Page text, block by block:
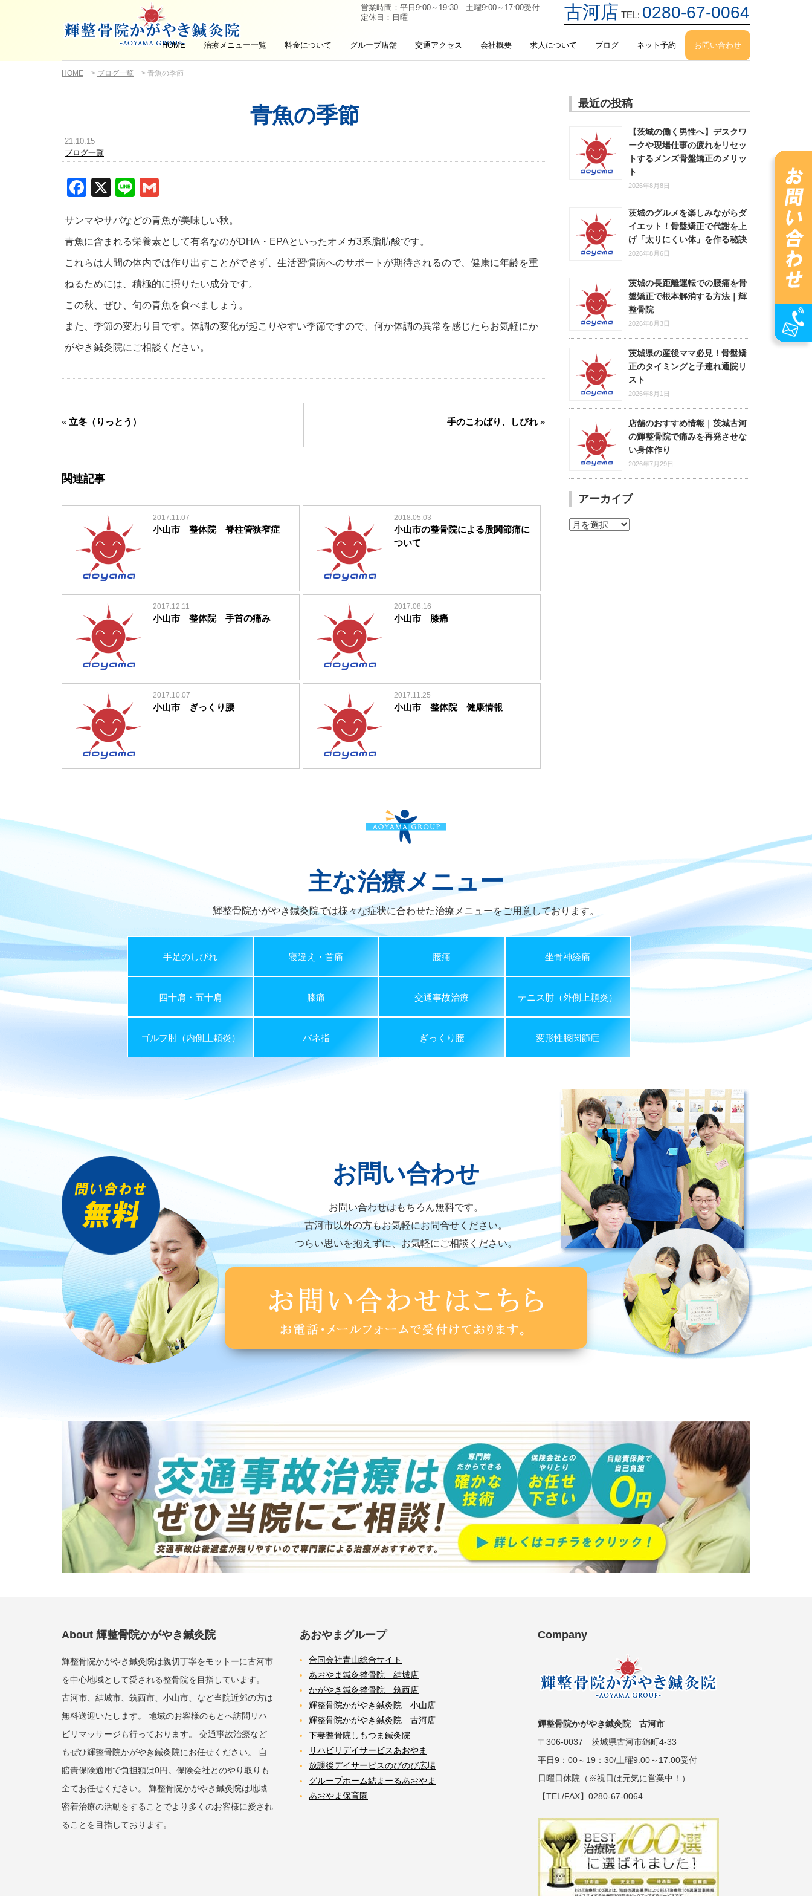
営業時間：平日9:00～19:30 土曜9:00～17:00受付
定休日：日曜
古河店 TEL: 0280-67-0064
HOME 治療メニュー一覧 料金について グループ店舗 交通アクセス 会社概要 求人について ブログ ネット予約 お問い合わせ
HOME > ブログ一覧 > 青魚の季節
青魚の季節
21.10.15
ブログ一覧
Facebook
X Line
サンマやサバなどの青魚が美味しい秋。
青魚に含まれる栄養素として有名なのがDHA・EPAといったオメガ3系脂肪酸です。
これらは人間の体内では作り出すことができず、生活習慣病へのサポートが期待されるので、健康に年齢を重
ねるためには、積極的に摂りたい成分です。
この秋、ぜひ、旬の青魚を食べましょう。
また、季節の変わり目です。体調の変化が起こりやすい季節ですので、何か体調の異常を感じたらお気軽にか
がやき鍼灸院にご相談ください。
« 立冬（りっとう） 手のこわばり、しびれ»
関連記事
2017.11.07
小山市 整体院 脊柱管狭窄症
2018.05.03
小山市の整骨院による股関節痛に
ついて
2017.12.11
小山市 整体院 手首の痛み
2017.08.16
小山市 膝痛
2017.10.07
小山市 ぎっくり腰
2017.11.25
小山市 整体院 健康情報
最近の投稿
【茨城の働く男性へ】デスクワ
ークや現場仕事の疲れをリセッ
トするメンズ骨盤矯正のメリッ
ト
2026年8月8日
茨城のグルメを楽しみながらダ
イエット！骨盤矯正で代謝を上
げ「太りにくい体」を作る秘訣
2026年8月6日
茨城の長距離運転での腰痛を骨
盤矯正で根本解消する方法｜輝
整骨院
2026年8月3日
茨城県の産後ママ必見！骨盤矯
正のタイミングと子連れ通院リ
スト
2026年8月1日
店舗のおすすめ情報｜茨城古河
の輝整骨院で痛みを再発させな
い身体作り
2026年7月29日
アーカイブ
ア
主な治療メニュー
輝整骨院かがやき鍼灸院では様々な症状に合わせた治療メニューをご用意しております。
手足のしびれ 寝違え・首痛 腰痛 坐骨神経痛
四十肩・五十肩 膝痛 交通事故治療 テニス肘（外側上顆炎）
ゴルフ肘（内側上顆炎） バネ指 ぎっくり腰 変形性膝関節症
お問い合わせ
お問い合わせはもちろん無料です。
古河市以外の方もお気軽にお問合せください。
つらい思いを抱えずに、お気軽にご相談ください。
About 輝整骨院かがやき鍼灸院
輝整骨院かがやき鍼灸院は親切丁寧をモットーに古河市
を中心地域として愛される整骨院を目指しています。
古河市、結城市、筑西市、小山市、など当院近郊の方は
無料送迎いたします。 地域のお客様のもとへ訪問リハ
ビリマッサージも行っております。 交通事故治療など
もぜひ輝整骨院かがやき鍼灸院にお任せください。 自
賠責保険適用で負担額は0円。保険会社とのやり取りも
全てお任せください。 輝整骨院かがやき鍼灸院は地域
密着治療の活動をすることでより多くのお客様に愛され
ることを目指しております。
あおやまグループ
合同会社青山総合サイト
あおやま鍼灸整骨院 結城店
かがやき鍼灸整骨院 筑西店
輝整骨院かがやき鍼灸院 小山店
輝整骨院かがやき鍼灸院 古河店
下妻整骨院しもつま鍼灸院
リハビリデイサービスあおやま
放課後デイサービスのびのび広場
グループホーム結まーるあおやま
あおやま保育園
Company
輝整骨院かがやき鍼灸院 古河市
〒306-0037 茨城県古河市錦町4-33
平日9：00～19：30/土曜9:00～17:00受付
日曜日休院（※祝日は元気に営業中！）
【TEL/FAX】0280-67-0064